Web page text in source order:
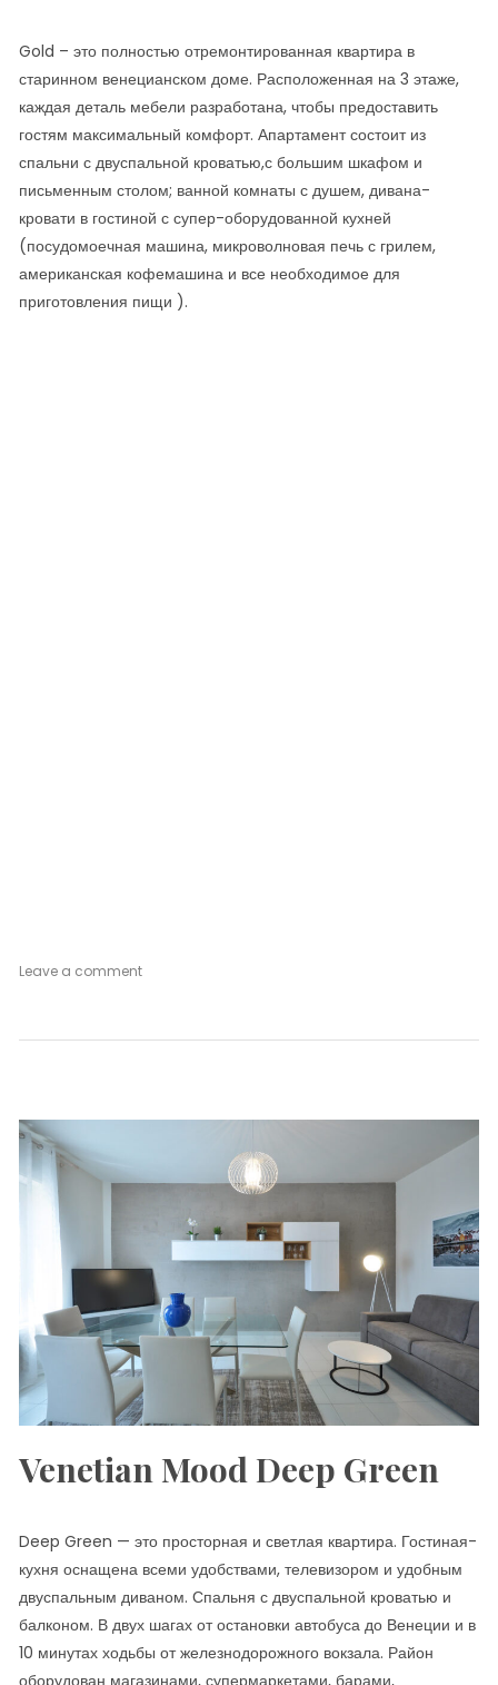
Gold – это полностью отремонтированная квартира в
старинном венецианском доме. Расположенная на 3 этаже,
каждая деталь мебели разработана, чтобы предоставить
гостям максимальный комфорт. Апартамент состоит из
спальни с двуспальной кроватью,с большим шкафом и
письменным столом; ванной комнаты с душем, дивана-
кровати в гостиной с супер-оборудованной кухней
(посудомоечная машина, микроволновая печь с грилем,
американская кофемашина и все необходимое для
приготовления пищи ).
Leave a commenton
Venetian Mood Deep Green
Deep Green — это просторная и светлая квартира. Гостиная-
кухня оснащена всеми удобствами, телевизором и удобным
двуспальным диваном. Спальня с двуспальной кроватью и
балконом. В двух шагах от остановки автобуса до Венеции и в
10 минутах ходьбы от железнодорожного вокзала. Район
оборудован магазинами, супермаркетами, барами,